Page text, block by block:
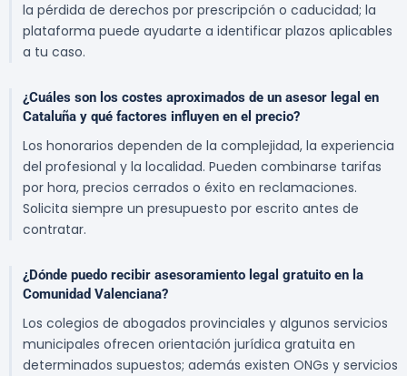
la pérdida de derechos por prescripción o caducidad; la
plataforma puede ayudarte a identificar plazos aplicables
a tu caso.
¿Cuáles son los costes aproximados de un asesor legal en
Cataluña y qué factores influyen en el precio?
Los honorarios dependen de la complejidad, la experiencia
del profesional y la localidad. Pueden combinarse tarifas
por hora, precios cerrados o éxito en reclamaciones.
Solicita siempre un presupuesto por escrito antes de
contratar.
¿Dónde puedo recibir asesoramiento legal gratuito en la
Comunidad Valenciana?
Los colegios de abogados provinciales y algunos servicios
municipales ofrecen orientación jurídica gratuita en
determinados supuestos; además existen ONGs y servicios